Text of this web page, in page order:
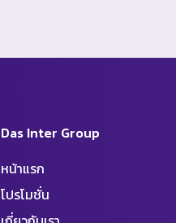
Das Inter Group
หน้าแรก
โปรโมชั่น